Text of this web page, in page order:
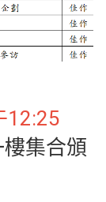
12:25
集合頒